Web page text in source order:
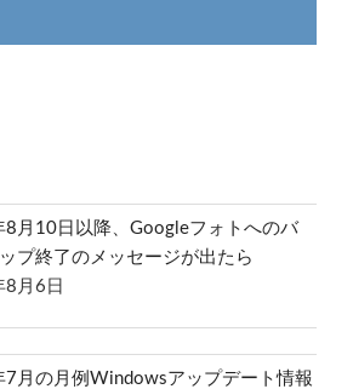
8月10日以降、Googleフォトへのバ
プ終了のメッセージが出たら
8月6日
7月の月例Windowsアップデート情報